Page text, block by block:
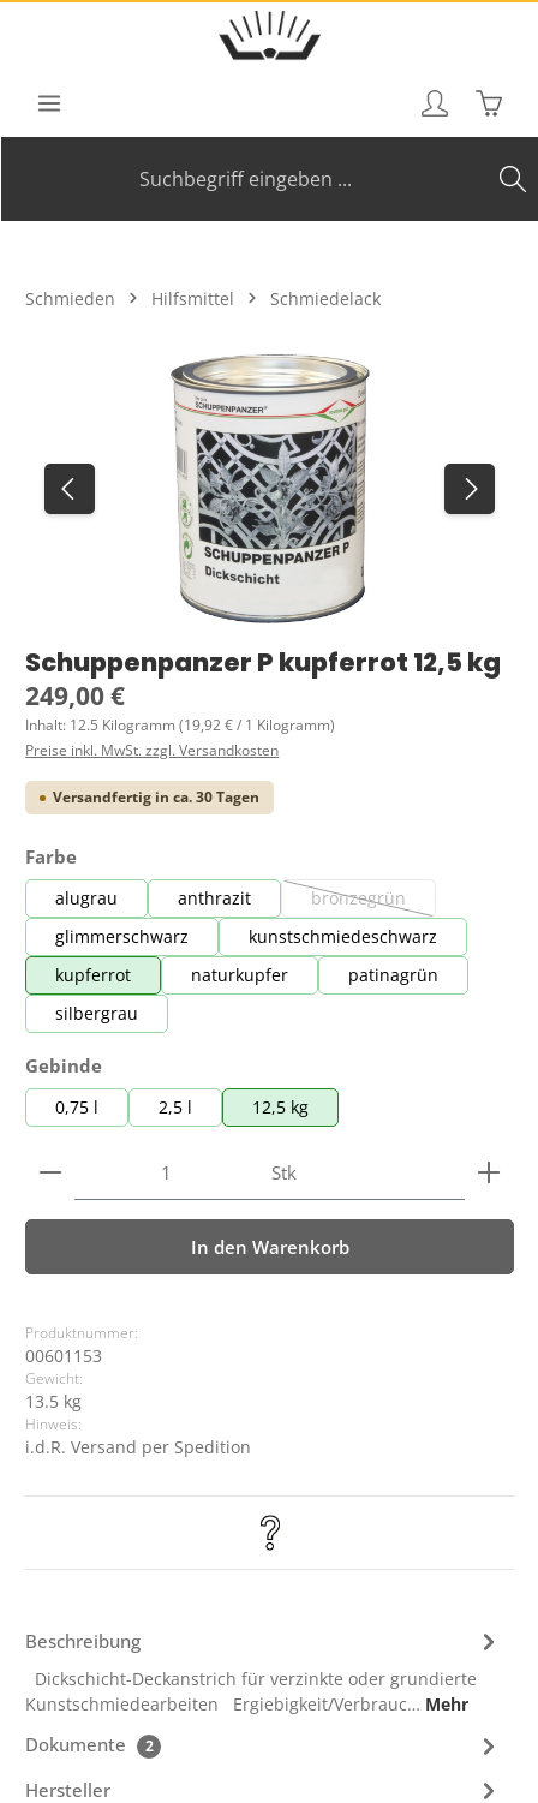
Zum Hauptinhalt springen
Schmieden Hilfsmittel Schmiedelack
Bildergalerie überspringen
Schuppenpanzer P kupferrot 12,5 kg
Regulärer Preis:
249,00 €
Inhalt: 12.5 Kilogramm(19,92 € / 1 Kilogramm)
Preise inkl. MwSt. zzgl. Versandkosten
Versandfertig in ca. 30 Tagen
Farbeauswählen
alugrau anthrazit bronzegrün
(Diese Option ist zurzeit
glimmerschwarz
kunstschmiedeschwarz
kupferrot
naturkupfer
patinagrün
silbergrau
Gebindeauswählen
0,75 l 2,5 l 12,5 kg
Produkt Anzahl: Gib den gewünschten Wert ein
Stk
In den Warenkorb
Produktnummer:
00601153
Gewicht:
13.5 kg
Hinweis:
i.d.R. Versand per Spedition
Beschreibung
Dickschicht-Deckanstrich für verzinkte oder grundierte
Kunstschmiedearbeiten Ergiebigkeit/Verbrauc… Mehr
Dokumente 2
Hersteller